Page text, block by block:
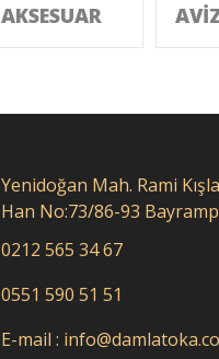
AKSESUAR
Yenidoğan Mah. Rami
Han No:73/86-93
0212 565 34 67
0551 590 51 51
E-mail :